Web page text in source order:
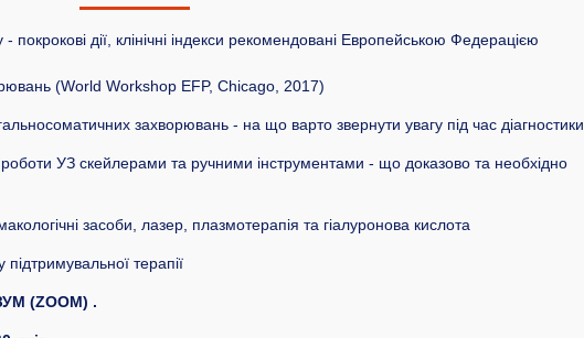
покрокові дії, клінічні індекси рекомендовані Европейською Федерацією
(World Workshop EFP, Chicago, 2017)
захворювань - на що варто звернути увагу під час діагностики
роботи УЗ скейлерами та ручними інструментами - що доказово та необхідно
засоби, лазер, плазмотерапія та гіалуронова кислота
підтримувальної терапії
(ZOOM) .